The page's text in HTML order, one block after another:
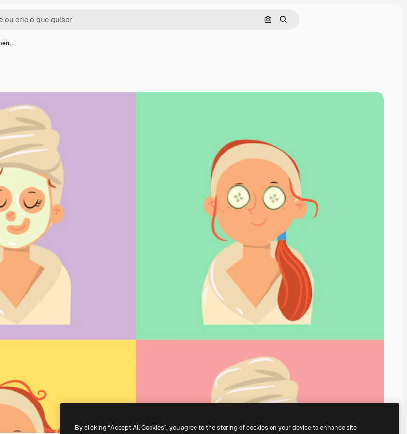
Pesquisar por imagem
Buscar
By clicking “Accept All Cookies”, you agree to the storing of cookies on your device to enhance site